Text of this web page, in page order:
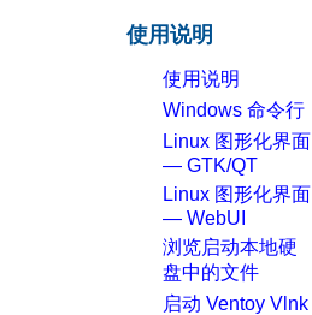
使用说明
使用说明
Windows 命令行
Linux 图形化界面
— GTK/QT
Linux 图形化界面
— WebUI
浏览启动本地硬
盘中的文件
启动 Ventoy Vlnk